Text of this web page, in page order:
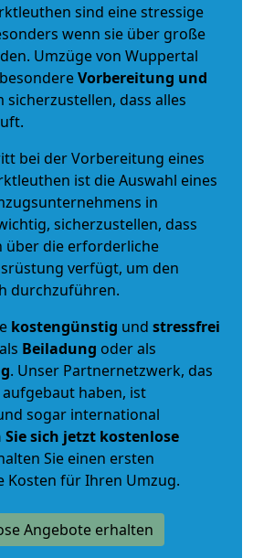
sind eine stressige
wenn sie über große
Umzüge von Wuppertal
Vorbereitung und
sicherzustellen, dass alles
bei der Vorbereitung eines
ist die Auswahl eines
in
sicherzustellen, dass
über die erforderliche
verfügt, um den
durchzuführen.
kostengünstig und stressfrei
Beiladung oder als
. Unser Partnernetzwerk, das
haben, ist
sogar international
Sie sich jetzt kostenlose
Sie einen ersten
Kosten für Ihren Umzug.
Angebote erhalten